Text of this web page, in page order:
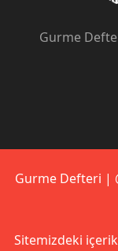
Gurme
Gurme Defteri |
Sitemizdeki